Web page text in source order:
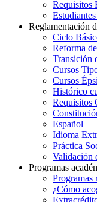
Requisitos
Reglamentación
Ciclo
Reforma
Transición
Cursos
Cursos
Histórico
Requisitos
Español
Idioma
Práctica
Validación
Programas
Programas
¿Cómo